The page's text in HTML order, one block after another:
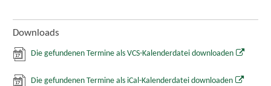
Downloads
Die gefundenen Termine als VCS-Kalenderdatei downloaden
Die gefundenen Termine als iCal-Kalenderdatei downloaden